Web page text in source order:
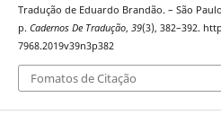
Tradução de Eduardo Brandão. – São
p. Cadernos De Tradução, 39(3), 382–392.
7968.2019v39n3p382
Fomatos de Citação